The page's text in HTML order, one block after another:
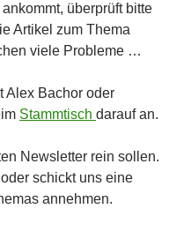
überprüft bitte
Artikel zum Thema
viele Probleme …
Alex Bachor oder
Stammtisch darauf an.
Newsletter rein sollen.
schickt uns eine
annehmen.